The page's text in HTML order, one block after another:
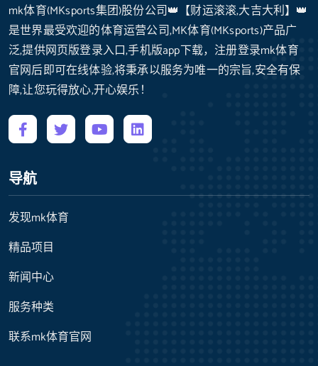
mk体育(MKsports集团)股份公司👑【财运滚滚,大吉大利】👑
是世界最受欢迎的体育运营公司,MK体育(MKsports)产品广
泛,提供网页版登录入口,手机版app下载，注册登录mk体育
官网后即可在线体验,将秉承以服务为唯一的宗旨,安全有保
障,让您玩得放心,开心娱乐！
导航
发现mk体育
精品项目
新闻中心
服务种类
联系mk体育官网